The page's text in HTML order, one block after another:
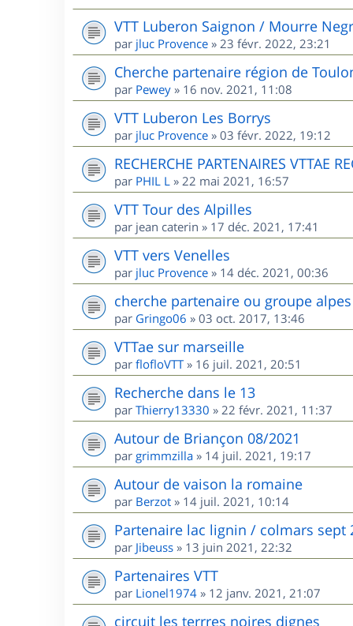
VTT Luberon Saignon / Mourre
par jluc Provence » 23 févr. 2022, 23:21
Cherche partenaire région de
par Pewey » 16 nov. 2021, 11:08
VTT Luberon Les Borrys
par jluc Provence » 03 févr. 2022, 19:12
RECHERCHE PARTENAIRES VTTAE
par PHIL L » 22 mai 2021, 16:57
VTT Tour des Alpilles
par jean caterin » 17 déc. 2021, 17:41
VTT vers Venelles
par jluc Provence » 14 déc. 2021, 00:36
cherche partenaire ou groupe
par Gringo06 » 03 oct. 2017, 13:46
VTTae sur marseille
par flofloVTT» 16 juil. 2021, 20:51
Recherche dans le 13
par Thierry13330 » 22 févr. 2021, 11:37
Autour de Briançon 08/2021
par grimmzilla » 14 juil. 2021, 19:17
Autour de vaison la romaine
par Berzot » 14 juil. 2021, 10:14
Partenaire lac lignin / colmars sept
par Jibeuss » 13 juin 2021, 22:32
Partenaires VTT
par Lionel1974 » 12 janv. 2021, 21:07
circuit les terrres noires dignes